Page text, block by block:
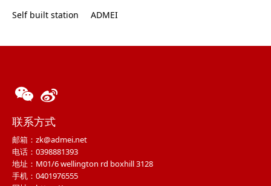
Self built station ADMEI
联系方式
邮箱：zk@admei.net
电话：0398881393
地址：M01/6 wellington rd boxhill 3128
手机：0401976555